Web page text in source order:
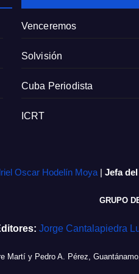
Venceremos
Solvisión
Cuba Periodista
ICRT
Oscar Hodelín Moya | Jefa
GRUPO
Jorge Cantalapiedra
Martí y Pedro A. Pérez,